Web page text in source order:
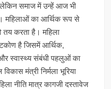
समाज में उन्हें आज भी
महिलाओं का आर्थिक रूप से
तय करता है। महिला
है जिसमें आर्थिक,
स्वास्थ्य संबंधी पहलुओं का
मंत्री निर्मला भूरिया
नीति मात्र कागजी दस्तावेज